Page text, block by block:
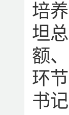
培
坦
额
环
书